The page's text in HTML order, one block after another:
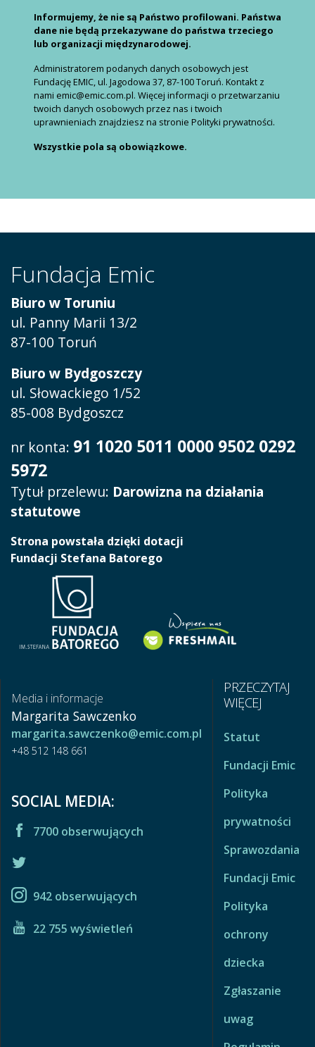
Informujemy, że nie są Państwo profilowani. Państwa
dane nie będą przekazywane do państwa trzeciego
lub organizacji międzynarodowej.
Administratorem podanych danych osobowych jest
Fundację EMIC, ul. Jagodowa 37, 87-100 Toruń. Kontakt z
nami emic@emic.com.pl. Więcej informacji o przetwarzaniu
twoich danych osobowych przez nas i twoich
uprawnieniach znajdziesz na stronie Polityki prywatności.
Wszystkie pola są obowiązkowe.
Fundacja Emic
Biuro w Toruniu
ul. Panny Marii 13/2
87-100 Toruń
Biuro w Bydgoszczy
ul. Słowackiego 1/52
85-008 Bydgoszcz
nr konta: 91 1020 5011 0000 9502 0292
5972
Tytuł przelewu: Darowizna na działania
statutowe
Strona powstała dzięki dotacji
Fundacji Stefana Batorego
Media i informacje
Margarita Sawczenko
margarita.sawczenko@emic.com.pl
+48 512 148 661
SOCIAL MEDIA:
7700 obserwujących
942 obserwujących
22 755 wyświetleń
PRZECZYTAJ
WIĘCEJ
Statut
Fundacji Emic
Polityka
prywatności
Sprawozdania
Fundacji Emic
Polityka
ochrony
dziecka
Zgłaszanie
uwag